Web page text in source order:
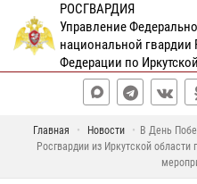
РОСГВАРДИЯ
Управление
национальной гвардии
Федерации по
Главная Новости
В День
Росгвардии из Иркутской